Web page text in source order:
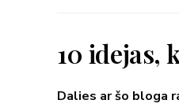
10 idejas,
Dalies ar šo bloga